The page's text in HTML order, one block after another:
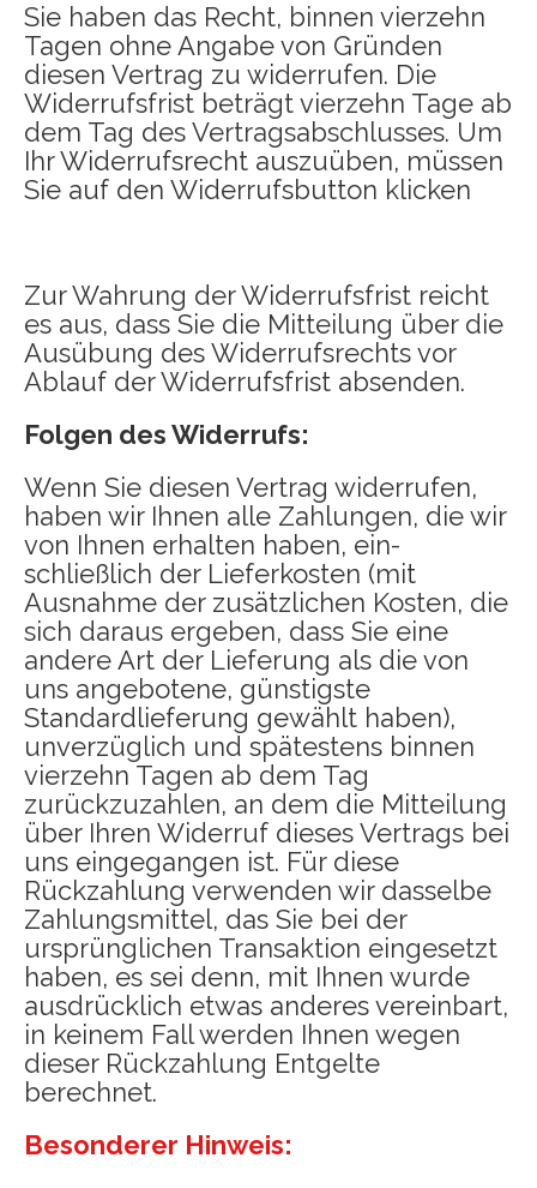
Sie haben das Recht, binnen vierzehn
Tagen ohne Angabe von Gründen
diesen Vertrag zu widerrufen. Die
Widerrufsfrist beträgt vierzehn Tage ab
dem Tag des Vertragsabschlusses. Um
Ihr Widerrufsrecht auszuüben, müssen
Sie auf den Widerrufsbutton klicken
Zur Wahrung der Widerrufsfrist reicht
es aus, dass Sie die Mitteilung über die
Ausübung des Widerrufsrechts vor
Ablauf der Widerrufsfrist absenden.
Folgen des Widerrufs:
Wenn Sie diesen Vertrag widerrufen,
haben wir Ihnen alle Zahlungen, die wir
von Ihnen erhalten haben, ein-
schließlich der Lieferkosten (mit
Ausnahme der zusätzlichen Kosten, die
sich daraus ergeben, dass Sie eine
andere Art der Lieferung als die von
uns angebotene, günstigste
Standardlieferung gewählt haben),
unverzüglich und spätestens binnen
vierzehn Tagen ab dem Tag
zurückzuzahlen, an dem die Mitteilung
über Ihren Widerruf dieses Vertrags bei
uns eingegangen ist. Für diese
Rückzahlung verwenden wir dasselbe
Zahlungsmittel, das Sie bei der
ursprünglichen Transaktion eingesetzt
haben, es sei denn, mit Ihnen wurde
ausdrücklich etwas anderes vereinbart,
in keinem Fall werden Ihnen wegen
dieser Rückzahlung Entgelte
berechnet.
Besonderer Hinweis: